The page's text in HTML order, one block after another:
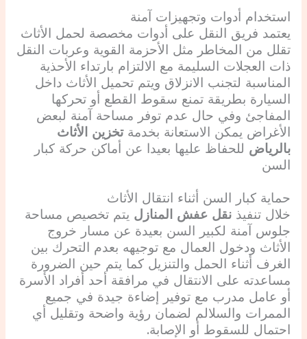
استخدام أدوات وتجهيزات آمنة
يعتمد فريق النقل على أدوات مخصصة لحمل الأثاث
تقلل من المخاطر مثل الأحزمة القوية وعربات النقل
ذات العجلات السليمة مع الالتزام بارتداء الأحذية
المناسبة لتجنب الانزلاق ويتم تحميل الأثاث داخل
السيارة بطريقة تمنع سقوط القطع أو تحركها
المفاجئ وفي حال عدم توفر مساحة آمنة لبعض
الأغراض يمكن الاستعانة بخدمةتخزين الأثاث
بالرياض للحفاظ عليها بعيدا عن أماكن حركة كبار
السن
حماية كبار السن أثناء انتقال الأثاث
خلال تنفيذ نقل عفش المنازل يتم تخصيص مساحة
جلوس آمنة لكبير السن بعيدة عن مسار خروج
الأثاث ودخول العمال مع توجيهه بعدم التحرك بين
الغرف أثناء الحمل والتنزيل كما يتم حين الضرورة
مساعدته على الانتقال في مرافقة أحد أفراد الأسرة
أو عامل مدرب مع توفير إضاءة جيدة في جميع
الممرات والسلالم لضمان رؤية واضحة وتقليل أي
احتمال للسقوط أو الإصابة.